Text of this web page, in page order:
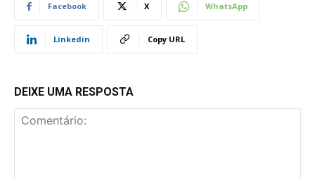
Facebook X WhatsApp
Linkedin Copy URL
DEIXE UMA RESPOSTA